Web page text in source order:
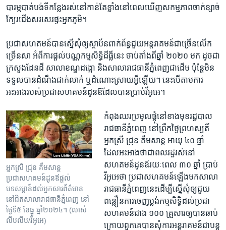
បារម្ភ​បាត់​បង់​ទីកន្លែង​រស់នៅ​កាន់​តែ​ខ្លាំង​នៅ​ពេល​ឃើញសកម្មភាពចាក់​ខ្សាច់​
ក្បែរ​ជើង​សរសេរ​ផ្ទះ​អ្នក​ភូមិ​។
ប្រជា​សហគមន៍បាន​ស្នើសុំឲ្យ​ស្ថាប័ន​ពាក់ព័ន្ធ​ជួយ​អន្តរាគមន៍​ជាច្រើន​លើក
ច្រើន​សា ​អំពី​ការ​ផ្តល់​បណ្ណកម្ម​សិទ្ធិ​ដីធ្លី​នេះ ចាប់តាំង​ពី​ឆ្នាំ​ ២០២០ មក ដូចជា​
ក្រសួង​ដែនដី ​សាលា​ខណ្ឌ​ដង្កោ និង​សាលា​រាជធានី​ភ្នំពេញ​ជាដើម ប៉ុន្តែ​មិន​
ទទួល​បាន​ដំណឹង​ជាក់​លាក់ ឬ​ដំណោះ​ស្រាយ​អ្វី​ឡើយ​។ នេះបើ​តាមការ​
អះអាង​របស់​ប្រជា​សហគមន៍​ដូនឪ​ដែល​បាន​ប្រាប់វីអូអេ​។
អ្នកស្រី ជ្រុន គឹមសាន្ត
ប្រជាសហគមន៍ដូនឪផ្តល់
បទសម្ភាន៍ដល់អ្នកសារព័ត៌មាន
នៅ​ជិត​សាលា​រាជធានី​ភ្នំពេញ នៅ​
ថ្ងៃទី៥ ខែធ្នូ ឆ្នាំ២០២៤។ (លាស់
លីបលីប/វីអូអេ)
កំពុង​ឈរ​ប្រមូលផ្តុំ​នៅខាង​មុខ​រដ្ឋបាល
រាជធានី​ភ្នំពេញ នៅ​ព្រឹកថ្ងៃ​ព្រហស្បតិ៍
អ្នកស្រី ជ្រុន គឹម​សាន្ត ​អាយុ​ ៤០ ​ឆ្នាំ ​
ដែល​អះអាង​ថាជា​ពលរដ្ឋរស់នៅ​
សហគមន៍ដូនឪ​រយៈ​ពេល​ ៣០ ​ឆ្នាំ ​ប្រាប់​
វីអូអេ​ថា ​ប្រជា​សហគមន៍ឡើង​មក​សាលា​
រាជ​ធានី​ភ្នំពេញ​នេះ​ដើម្បី​ស្នើ​សុំឲ្យ​ជួយ​
ពន្លឿនការ​ចេញ​ប្លង់​កម្មសិទ្ធិ​ដល់​ប្រជា​
សហ​គមន៍​ជាង​ ១០០ ​គ្រួសារ​ឲ្យ​បាន​ឆាប់​
ក្រោយពួកគេ​បានសុំ​ការ​អន្ត​រាគមន៍​ជាបន្ត​